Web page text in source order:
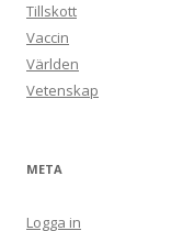
Tillskott
Vaccin
Världen
Vetenskap
META
Logga in